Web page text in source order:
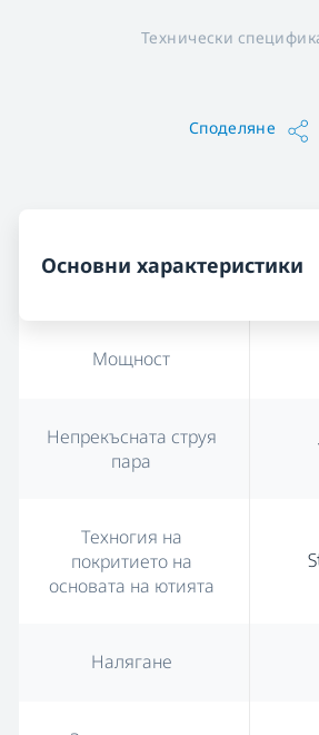
Технически
Споделяне
Основни характеристики
Мощност
Непрекъсната струя
пара
Техногия на
покритието на
основата на ютията
Налягане